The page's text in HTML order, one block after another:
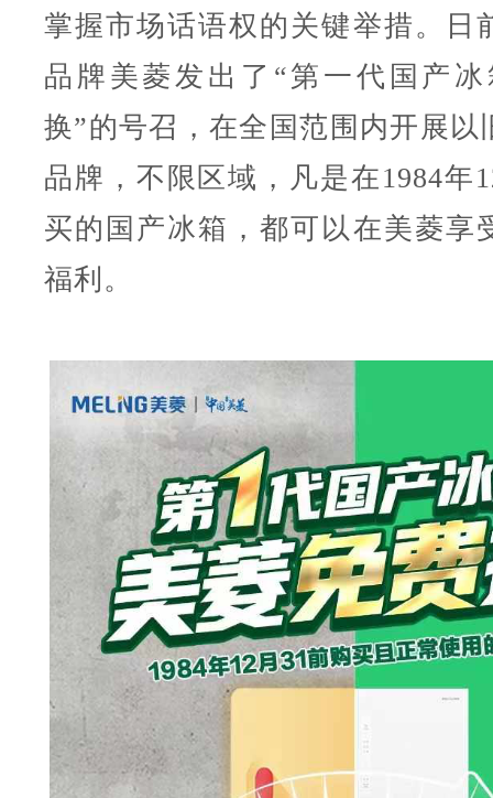
掌握市场话语权的关键举措。日
品牌美菱发出了“第一代国产
换”的号召，在全国范围内开展以
品牌，不限区域，凡是在1984年
买的国产冰箱，都可以在美菱享
福利。